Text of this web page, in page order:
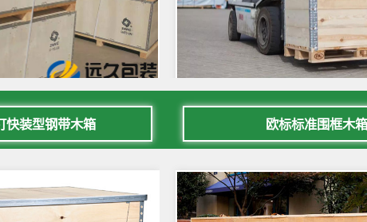
快装型钢带木箱 欧标标准围框木箱